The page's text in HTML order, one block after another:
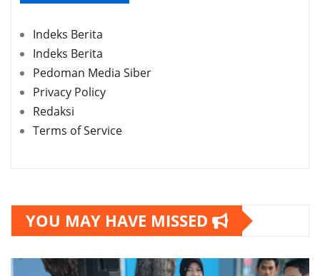
Indeks Berita
Indeks Berita
Pedoman Media Siber
Privacy Policy
Redaksi
Terms of Service
YOU MAY HAVE MISSED